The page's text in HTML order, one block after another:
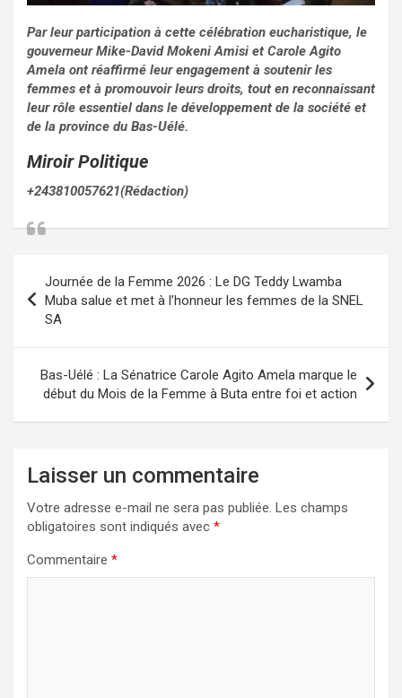
Par leur participation à cette célébration eucharistique, le
gouverneur Mike-David Mokeni Amisi et Carole Agito
Amela ont réaffirmé leur engagement à soutenir les
femmes et à promouvoir leurs droits, tout en reconnaissant
leur rôle essentiel dans le développement de la société et
de la province du Bas-Uélé.
Miroir Politique
+243810057621(Rédaction)
de
l’article
Journée de la Femme 2026 : Le DG Teddy Lwamba
Muba salue et met à l’honneur les femmes de la SNEL
SA
Bas-Uélé : La Sénatrice Carole Agito Amela marque le
début du Mois de la Femme à Buta entre foi et action
Laisser un commentaire
Votre adresse e-mail ne sera pas publiée. Les champs
obligatoires sont indiqués avec *
Commentaire *